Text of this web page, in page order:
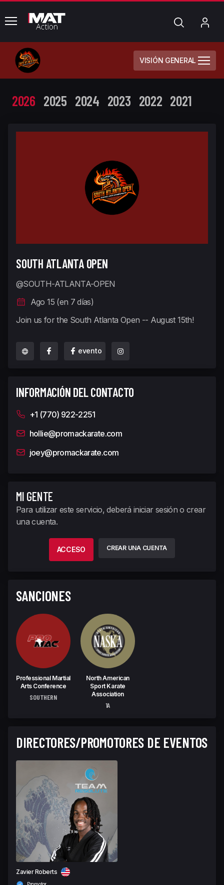
common.menu Búsqueda
VISIÓN GENERAL
2026 2025 2024 2023 2022 2021
SOUTH ATLANTA OPEN
@SOUTH-ATLANTA-OPEN
Ago 15 (en 7 días)
Join us for the South Atlanta Open -- August 15th!
evento
INFORMACIÓN DEL CONTACTO
+1 (770) 922-2251
hollie@promackarate.com
joey@promackarate.com
MI GENTE
Para utilizar este servicio, deberá iniciar sesión o crear
una cuenta.
ACCESO CREAR UNA CUENTA
SANCIONES
Professional Martial
Arts Conference
SOUTHERN
North American
Sport Karate
Association
1A
DIRECTORES/PROMOTORES DE EVENTOS
Zavier Roberts